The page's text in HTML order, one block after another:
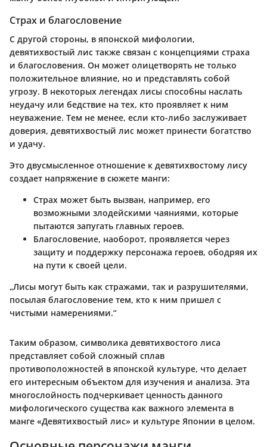
Страх и благословение
С другой стороны, в японской мифологии,
девятихвостый лис также связан с концепциями страха
и благословения. Он может олицетворять не только
положительное влияние, но и представлять собой
угрозу. В некоторых легендах лисы способны наслать
неудачу или бедствие на тех, кто проявляет к ним
неуважение. Тем не менее, если кто-либо заслуживает
доверия, девятихвостый лис может принести богатство
и удачу.
Это двусмысленное отношение к девятихвостому лису
создает напряжение в сюжете манги:
Страх может быть вызван, например, его
возможными злодейскими чаяниями, которые
пытаются запугать главных героев.
Благословение, наоборот, проявляется через
защиту и поддержку персонажа героев, ободряя их
на пути к своей цели.
„Лисы могут быть как стражами, так и разрушителями,
посылая благословение тем, кто к ним пришел с
чистыми намерениями.“
Таким образом, символика девятихвостого лиса
представляет собой сложный сплав
противоположностей в японской культуре, что делает
его интересным объектом для изучения и анализа. Эта
многослойность подчеркивает ценность данного
мифологического существа как важного элемента в
манге «Девятихвостый лис» и культуре Японии в целом.